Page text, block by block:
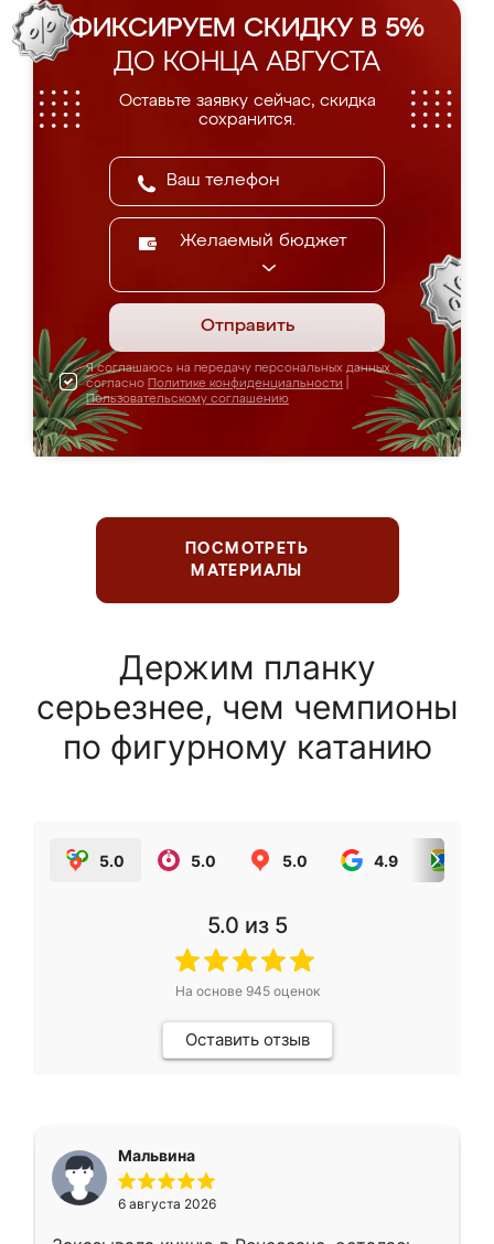
ФИКСИРУЕМ СКИДКУ В 5%
ДО КОНЦА АВГУСТА
Оставьте заявку сейчас, скидка
сохранится.
Желаемый бюджет
Отправить
Я соглашаюсь на передачу персональных данных
согласно Политике конфиденциальности
Пользовательскому соглашению
ПОСМОТРЕТЬ
МАТЕРИАЛЫ
Держим планку
серьезнее, чем чемпионы
по фигурному катанию
5.0 5.0 5.0 4.9
5.0 из 5
На основе 945оценок
Оставить отзыв
Мальвина
6 августа 2026